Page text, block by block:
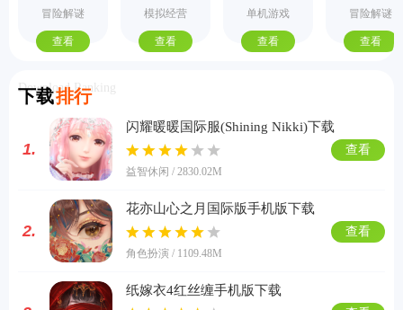
手机版
冒险解谜
查看
际服
模拟经营
查看
机版
单机游戏
查看
式版
冒险解谜
查看
下载排行
Download Ranking
1.
闪耀暖暖国际服(Shining Nikki)下载
益智休闲 / 2830.02M
查看
2.
花亦山心之月国际版手机版下载
角色扮演 / 1109.48M
查看
纸嫁衣4红丝缠手机版下载